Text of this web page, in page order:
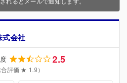
式会社
2.5
合評価 ★ 1.9）